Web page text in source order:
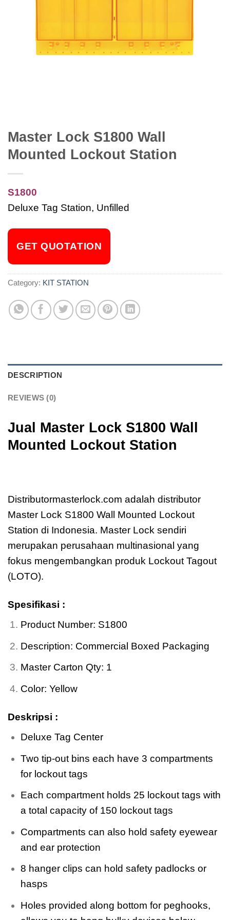
Master Lock S1800 Wall
Mounted Lockout Station
S1800
Deluxe Tag Station, Unfilled
GET QUOTATION
Category: KIT STATION
DESCRIPTION
REVIEWS (0)
Jual Master Lock S1800 Wall
Mounted Lockout Station
Distributormasterlock.com adalah distributor
Master Lock S1800 Wall Mounted Lockout
Station di Indonesia. Master Lock sendiri
merupakan perusahaan multinasional yang
fokus mengembangkan produk Lockout Tagout
(LOTO).
Spesifikasi :
Product Number: S1800
Description: Commercial Boxed Packaging
Master Carton Qty: 1
Color: Yellow
Deskripsi :
Deluxe Tag Center
Two tip-out bins each have 3 compartments
for lockout tags
Each compartment holds 25 lockout tags with
a total capacity of 150 lockout tags
Compartments can also hold safety eyewear
and ear protection
8 hanger clips can hold safety padlocks or
hasps
Holes provided along bottom for peghooks,